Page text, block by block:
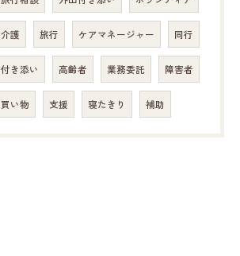
介護 旅行 ケアマネージャー 同行
付き添い 高齢者 業務委託 障害者
買い物 支援 寝たきり 補助